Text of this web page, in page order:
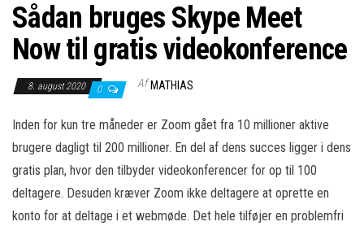
Sådan bruges Skype Meet
Now til gratis videokonference
8. august 2020 0 Af MATHIAS
Inden for kun tre måneder er Zoom gået fra 10 millioner aktive
brugere dagligt til 200 millioner. En del af dens succes ligger i dens
gratis plan, hvor den tilbyder videokonferencer for op til 100
deltagere. Desuden kræver Zoom ikke deltagere at oprette en
konto for at deltage i et webmøde. Det hele tilføjer en problemfri